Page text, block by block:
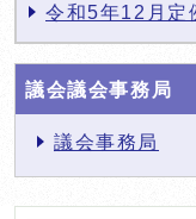
令和5年12月
議会議会事務局
議会事務局